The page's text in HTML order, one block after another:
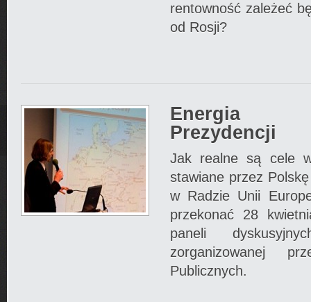
rentowność zależeć
od Rosji?
Energia
Prezydencji
Jak realne są cele
stawiane przez
w Radzie Unii
przekonać 28
paneli
zorganizowanej
Publicznych.